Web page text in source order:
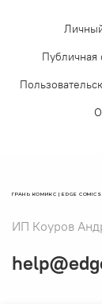
Публичная
ГРАНЬ КОМИКС | EDGE COMICS
ИП Коуров